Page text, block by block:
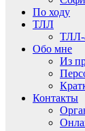
По ходу
ТЛЛ
ТЛЛ-
Обо мне
Из
Контакты